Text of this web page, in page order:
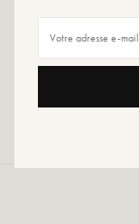
une alerte.